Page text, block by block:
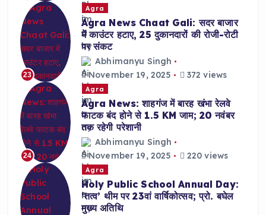
23
Agra
Agra News Chaat Gali: सदर बाजार
में काउंटर हटाए, 25 दुकानदारों की रोजी-रोटी
पर संकट
Abhimanyu Singh
November 19, 2025
372 views
24
Agra
Agra News: शाहगंज में बारह खंभा रेलवे
फाटक बंद होने से 1.5 KM जाम; 20 नवंबर
तक रहेगी परेशानी
Abhimanyu Singh
November 19, 2025
220 views
Agra
Holy Public School Annual Day:
‘तत्व’ थीम पर 23वां वार्षिकोत्सव; प्रो. बघेल
मुख्य अतिथि